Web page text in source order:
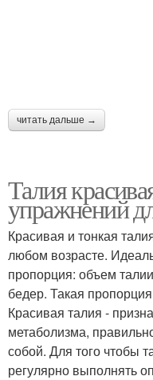
читать дальше →
Талия
упражнений
Красивая и тонкая
любом возрасте.
пропорция: объем
бедер. Такая
Красивая талия -
метаболизма,
собой. Для того чтобы
регулярно выполнять